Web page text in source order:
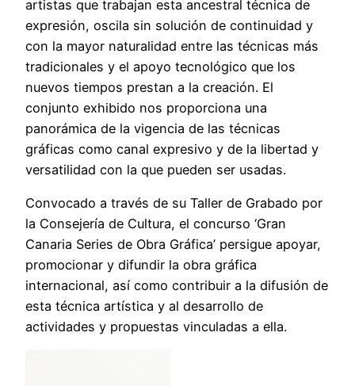
artistas que trabajan esta ancestral técnica de
expresión, oscila sin solución de continuidad y
con la mayor naturalidad entre las técnicas más
tradicionales y el apoyo tecnológico que los
nuevos tiempos prestan a la creación. El
conjunto exhibido nos proporciona una
panorámica de la vigencia de las técnicas
gráficas como canal expresivo y de la libertad y
versatilidad con la que pueden ser usadas.
Convocado a través de su Taller de Grabado por
la Consejería de Cultura, el concurso ‘Gran
Canaria Series de Obra Gráfica’ persigue apoyar,
promocionar y difundir la obra gráfica
internacional, así como contribuir a la difusión de
esta técnica artística y al desarrollo de
actividades y propuestas vinculadas a ella.